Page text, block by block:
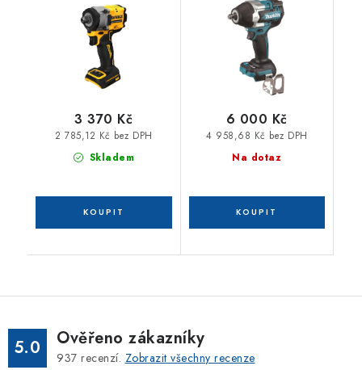
Skladem
2 785,12 Kč bez DPH
3 370 Kč
Na dotaz
4 958,68 Kč bez DPH
6 000 Kč
5.0 Ověřeno zákazníky
937 recenzí. Zobrazit všechny recenze